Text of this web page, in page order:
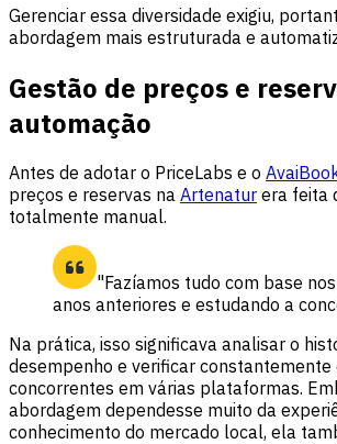
Gerenciar essa diversidade exigiu,
abordagem mais estruturada e
Gestão de preços e
automação
Antes de adotar o PriceLabs e o
preços e reservas na Artenatur era feita
totalmente manual.
"Fazíamos tudo com base
anos anteriores e estudando a
Na prática, isso significava analisar o
desempenho e verificar constantemente
concorrentes em várias plataformas.
abordagem dependesse muito da
conhecimento do mercado local, ela